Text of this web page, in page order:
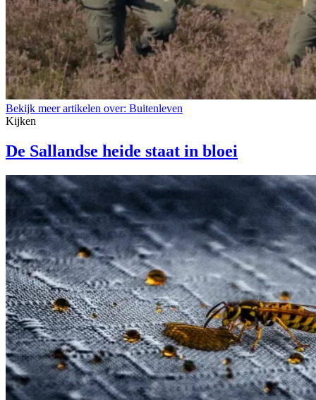
Bekijk meer artikelen over: Buitenleven
Kijken
De Sallandse heide staat in bloei